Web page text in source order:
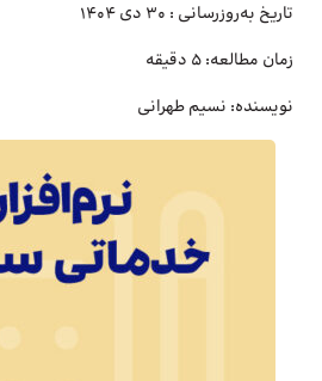
تاریخ به‌روزرسانی : 30 دی 1404
زمان مطالعه: 5 دقیقه
نویسنده: نسیم طهرانی